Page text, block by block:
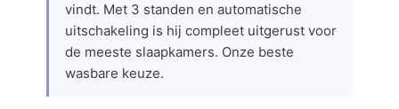
vindt. Met 3 standen en automatische
uitschakeling is hij compleet uitgerust voor
de meeste slaapkamers. Onze beste
wasbare keuze.